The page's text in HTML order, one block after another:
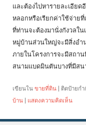
และต้องไปหารายละเอียด
หลอกหรือเรียกค่าใช้จ่าย
ที่ท่านจะต้องมานั่งกังวลใน
หมู่บ้านส่วนใหญ่จะมีสิ่งอำ
ภายในโครงการจะมีสถา
สนามแบดมินตันบางที่มีสน
เขียนใน ขายที่ดิน | ติดป้ายกำ
บ้าน | แสดงความคิดเห็น